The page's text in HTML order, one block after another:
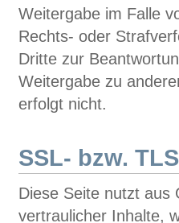
Weitergabe im Falle
Rechts- oder
Dritte zur
Weitergabe zu
erfolgt nicht.
SSL- bzw.
Diese Seite nutzt aus
vertraulicher Inhalte,